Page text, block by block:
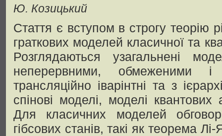
Ю. Козицький
Стаття є вступом в строгу теорію
граткових моделей класичної та
Розглядаються узагальнені
неперервними, обмеженими і
трансляційно іварінтні та з
спінові моделі, моделі квантових
Для класичних моделей
гібсових станів, такі як теорема Лі-